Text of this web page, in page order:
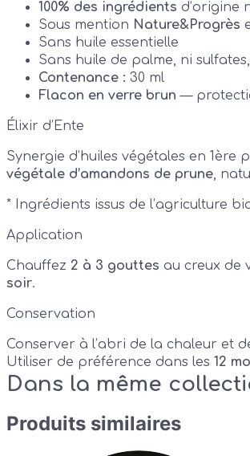
100% des ingrédients d’origine
Sous mention Nature&Progrès
Sans huile essentielle
Sans huile de palme, ni
Contenance : 30 ml
Flacon en verre brun —
Élixir d’Ente
Synergie d’huiles végétales en
végétale d’amandons de prune,
* Ingrédients issus de l’agriculture
Application
Chauffez 2 à 3 gouttes au creux de
soir.
Conservation
Conserver à l’abri de la chaleur et
Utiliser de préférence dans les 12
Dans la même
Produits similaires